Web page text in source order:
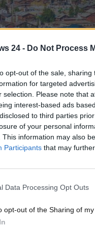
24 - Do Not Process
opt-out of the sale,
for targeted
selection. Please note that
interest-based ads
to third parties
of your personal
This information may also
Participants that may
Data Processing Opt Outs
opt-out of the Sharing of my
visitare -
moto o auto’ vi
possano
abbiamo la fortuna
punto che anche VIP
paese per goderseli.
una vita
megalopoli in cui
la moto e dirigerci
emozionante, è